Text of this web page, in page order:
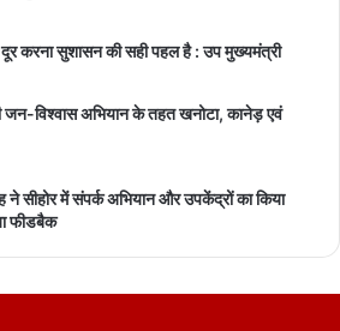
करना सुशासन की सही पहल है : उप मुख्यमंत्री
जन-विश्वास अभियान के तहत खनोटा, कानेड़ एवं
ने सीहोर में संपर्क अभियान और उपकेंद्रों का किया
फीडबैक